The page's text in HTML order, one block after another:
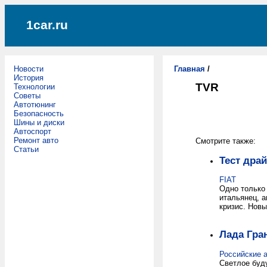
1car.ru
Новости
История
Технологии
Советы
Автотюнинг
Безопасность
Шины и диски
Автоспорт
Ремонт авто
Статьи
Главная /
TVR
Смотрите также:
Тест
FIAT
Одно
итальянец,
кризис.
Лада
Российские
Светлое